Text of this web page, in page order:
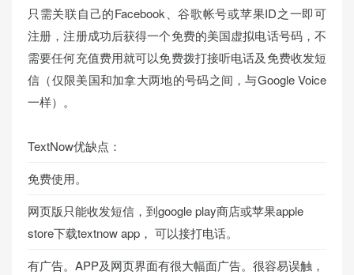
只需关联自己的Facebook、谷歌帐号或苹果ID之一即可
注册，注册成功后获得一个免费的美国虚拟电话号码，不
需要任何充值费用就可以免费拨打接听电话及免费收发短
信（仅限美国和加拿大两地的号码之间，与Google Voice
一样）。
TextNow优缺点：
免费使用。
网页版只能收发短信，到google play商店或苹果apple
store下载textnow app， 可以接打电话。
有广告。APP及网页界面有很大幅面广告。很容易误触，